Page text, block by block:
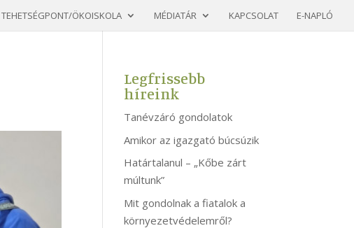
TEHETSÉGPONT/ÖKOISKOLA MÉDIATÁR KAPCSOLAT E-NAPLÓ
Legfrissebb
híreink
Tanévzáró gondolatok
Amikor az igazgató búcsúzik
Határtalanul – „Kőbe zárt
múltunk”
Mit gondolnak a fiatalok a
környezetvédelemről?